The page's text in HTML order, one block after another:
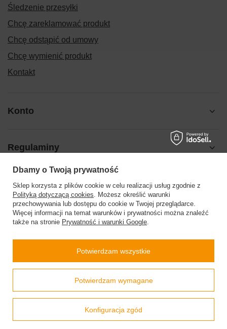
Śledzenie przesyłki
Chcę zareklamować produkt
Chcę odstąpić od umowy
Chcę wymienić produkt
Kontakt
Konto
Regulaminy
Pomoc
504199123 sklep@barberinis.pl
,32-087Bibice
W sklepie prezentujemy ceny brutto (z VAT).
Stawki VAT dla konsumentów z kraju:Polska.
Dbamy o Twoją prywatność
Sklep korzysta z plików cookie w celu realizacji usług zgodnie z
Polityką dotyczącą cookies. Możesz określić warunki
przechowywania lub dostępu do cookie w Twojej przeglądarce.
Więcej informacji na temat warunków i prywatności można znaleźć
także na stronie Prywatność i warunki Google.
Potwierdzam wymagane
Konfiguracja zgód
Potwierdzam wszystkie